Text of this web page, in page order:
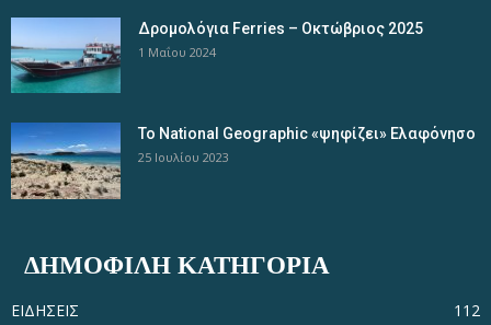
Δρομολόγια Ferries – Οκτώβριος 2025
1 Μαΐου 2024
Το National Geographic «ψηφίζει» Ελαφόνησο
25 Ιουλίου 2023
ΔΗΜΟΦΙΛΗ ΚΑΤΗΓΟΡΙΑ
ΕΙΔΗΣΕΙΣ
112